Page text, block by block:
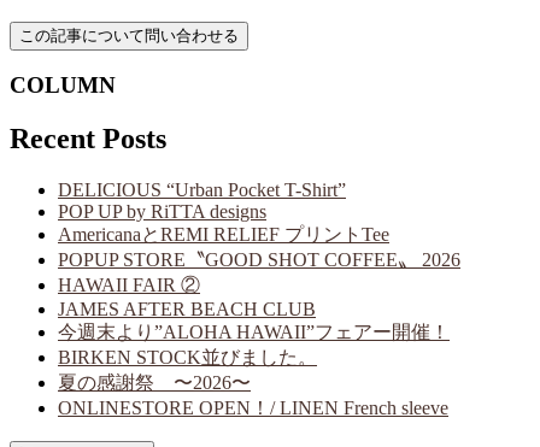
COLUMN
Recent Posts
DELICIOUS “Urban Pocket T-Shirt”
POP UP by RiTTA designs
AmericanaとREMI RELIEF プリントTee
POPUP STORE〝GOOD SHOT COFFEE〟 2026
HAWAII FAIR ②
JAMES AFTER BEACH CLUB
今週末より”ALOHA HAWAII”フェアー開催！
BIRKEN STOCK並びました。
夏の感謝祭 〜2026〜
ONLINESTORE OPEN！/ LINEN French sleeve